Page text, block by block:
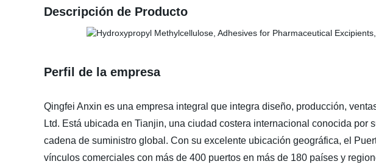
Descripción de Producto
Perfil de la empresa
Qingfei Anxin es una empresa integral que integra diseño, producción,
Ltd. Está ubicada en Tianjin, una ciudad costera internacional conocida
cadena de suministro global. Con su excelente ubicación geográfica, el
vínculos comerciales con más de 400 puertos en más de 180 países y